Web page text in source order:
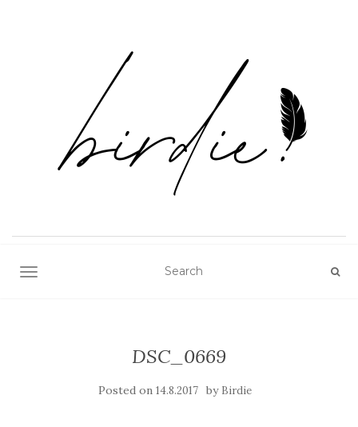
TOGGLE NAVIGATION
DSC_0669
Posted on 14.8.2017 by Birdie